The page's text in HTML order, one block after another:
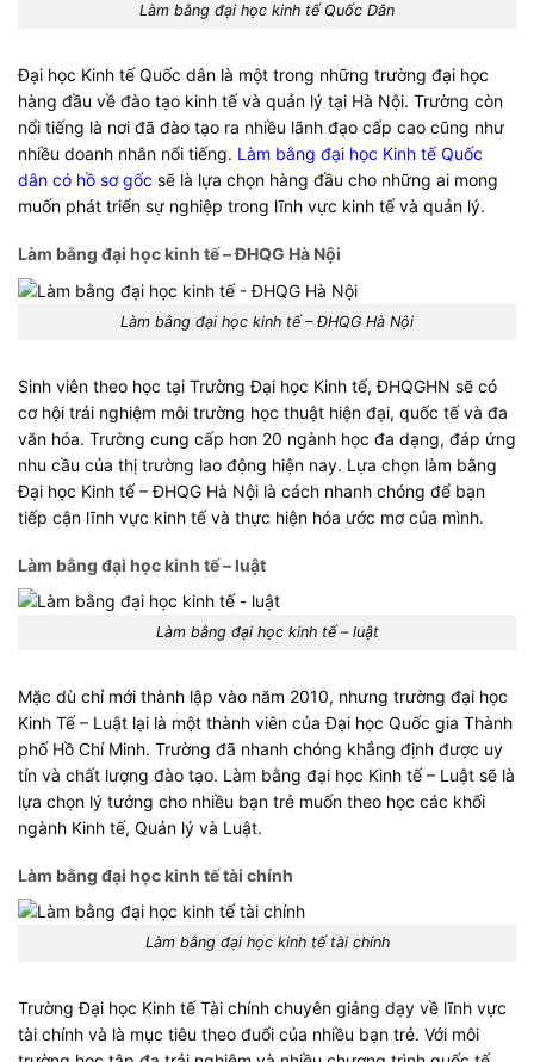
Làm bằng đại học kinh tế Quốc Dân
Đại học Kinh tế Quốc dân là một trong những trường đại học
hàng đầu về đào tạo kinh tế và quản lý tại Hà Nội. Trường còn
nổi tiếng là nơi đã đào tạo ra nhiều lãnh đạo cấp cao cũng như
nhiều doanh nhân nổi tiếng. Làm bằng đại học Kinh tế Quốc
dân có hồ sơ gốc sẽ là lựa chọn hàng đầu cho những ai mong
muốn phát triển sự nghiệp trong lĩnh vực kinh tế và quản lý.
Làm bằng đại học kinh tế – ĐHQG Hà Nội
Làm bằng đại học kinh tế – ĐHQG Hà Nội
Sinh viên theo học tại Trường Đại học Kinh tế, ĐHQGHN sẽ có
cơ hội trải nghiệm môi trường học thuật hiện đại, quốc tế và đa
văn hóa. Trường cung cấp hơn 20 ngành học đa dạng, đáp ứng
nhu cầu của thị trường lao động hiện nay. Lựa chọn làm bằng
Đại học Kinh tế – ĐHQG Hà Nội là cách nhanh chóng để bạn
tiếp cận lĩnh vực kinh tế và thực hiện hóa ước mơ của mình.
Làm bằng đại học kinh tế – luật
Làm bằng đại học kinh tế – luật
Mặc dù chỉ mới thành lập vào năm 2010, nhưng trường đại học
Kinh Tế – Luật lại là một thành viên của Đại học Quốc gia Thành
phố Hồ Chí Minh. Trường đã nhanh chóng khẳng định được uy
tín và chất lượng đào tạo. Làm bằng đại học Kinh tế – Luật sẽ là
lựa chọn lý tưởng cho nhiều bạn trẻ muốn theo học các khối
ngành Kinh tế, Quản lý và Luật.
Làm bằng đại học kinh tế tài chính
Làm bằng đại học kinh tế tài chính
Trường Đại học Kinh tế Tài chính chuyên giảng dạy về lĩnh vực
tài chính và là mục tiêu theo đuổi của nhiều bạn trẻ. Với môi